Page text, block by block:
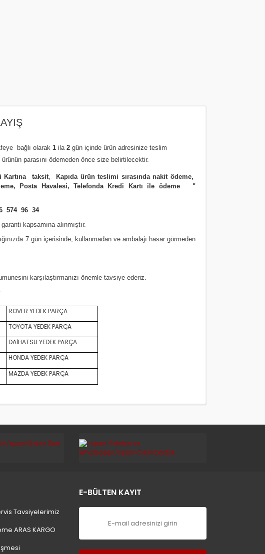
bağlı olarak 1 ila 2 gün içinde ürün adresinize teslim
parasını ödemeden önce size belirtilecektir.
Kartına taksit,
Kapıda ürün teslimi sırasında nakit ödeme,
Posta Havalesi, Telefonda Kredi Kartı ile ödeme
"
574 96 34
kapsamına alınmıştır.
7 gün içerisinde, kullanmadan ve ambalajı hasar görmeden
karşılaştırmanızı önemle tavsiye ederiz.
ROVER YEDEK PARÇA
TOYOTA YEDEK PARÇA
DAİHATSU YEDEK PARÇA
HONDA YEDEK PARÇA
MAZDA YEDEK PARÇA
Tavsiyelerimiz
ARAS KARGO
E-BÜLTEN KAYIT